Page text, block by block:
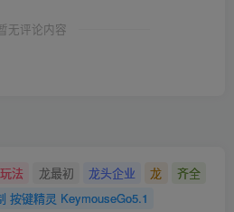
无评论内容
法 龙最初 龙头企业 龙
齐全
按键精灵 KeymouseGo5.1